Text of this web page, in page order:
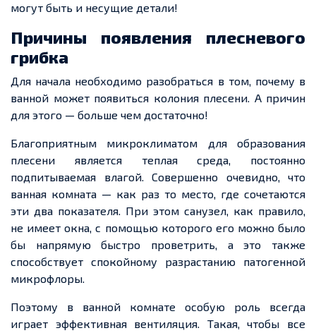
могут быть и несущие детали!
Причины появления плесневого
грибка
Для начала необходимо разобраться в том, почему в
ванной может появиться колония плесени. А причин
для этого — больше чем достаточно!
Благоприятным микроклиматом для образования
плесени является теплая среда, постоянно
подпитываемая влагой. Совершенно очевидно, что
ванная комната — как раз то место, где сочетаются
эти два показателя. При этом санузел, как правило,
не имеет окна, с помощью которого его можно было
бы напрямую быстро проветрить, а это также
способствует спокойному разрастанию патогенной
микрофлоры.
Поэтому в ванной комнате особую роль всегда
играет эффективная вентиляция. Такая, чтобы все